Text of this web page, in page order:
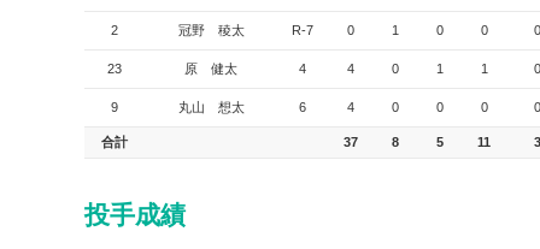
2 冠野 稜太 R-7 0 1 0 0 0
23 原 健太 4 4 0 1 1 0
9 丸山 想太 6 4 0 0 0 0
合計 37 8 5 11 3
投手成績